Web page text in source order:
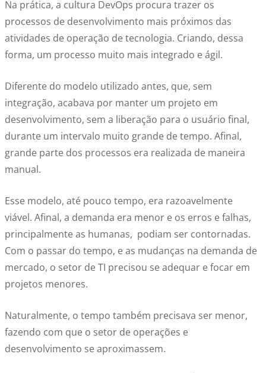
Na prática, a cultura DevOps procura trazer os
processos de desenvolvimento mais próximos das
atividades de operação de tecnologia. Criando, dessa
forma, um processo muito mais integrado e ágil.
Diferente do modelo utilizado antes, que, sem
integração, acabava por manter um projeto em
desenvolvimento, sem a liberação para o usuário final,
durante um intervalo muito grande de tempo. Afinal,
grande parte dos processos era realizada de maneira
manual.
Esse modelo, até pouco tempo, era razoavelmente
viável. Afinal, a demanda era menor e os erros e falhas,
principalmente as humanas, podiam ser contornadas.
Com o passar do tempo, e as mudanças na demanda de
mercado, o setor de TI precisou se adequar e focar em
projetos menores.
Naturalmente, o tempo também precisava ser menor,
fazendo com que o setor de operações e
desenvolvimento se aproximassem.